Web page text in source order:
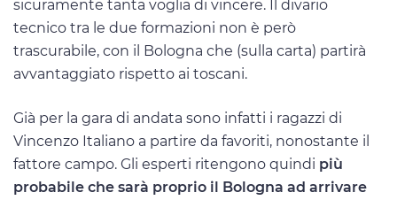
sicuramente tanta voglia di vincere. Il divario
tecnico tra le due formazioni non è però
trascurabile, con il Bologna che (sulla carta) partirà
avvantaggiato rispetto ai toscani.
Già per la gara di andata sono infatti i ragazzi di
Vincenzo Italiano a partire da favoriti, nonostante il
fattore campo. Gli esperti ritengono quindi più
probabile che sarà proprio il Bologna ad arrivare